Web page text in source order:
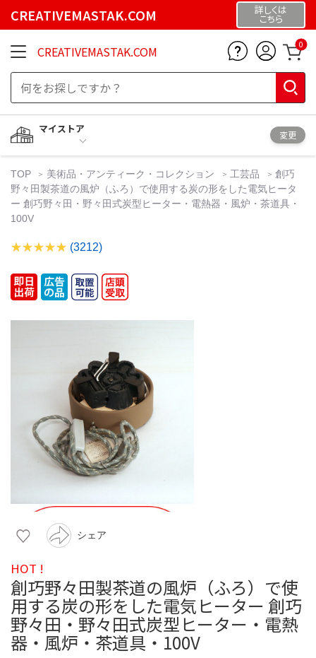
CREATIVEMASTAK.COM 詳しくは
こちら
CREATIVEMASTAK.COM 0
マイストア
変更
TOP 美術品・アンティーク・コレクション 工芸品
創巧
野々田製茶道の風炉（ふろ）で使用する炭の形をした電気ヒータ
ー 創巧野々田・野々田式炭型ヒーター・電熱器・風炉・茶道具・
100V
(3212)
シェア
HOT !
創巧野々田製茶道の風炉（ふろ）で使
用する炭の形をした電気ヒーター 創巧
野々田・野々田式炭型ヒーター・電熱
器・風炉・茶道具・100V